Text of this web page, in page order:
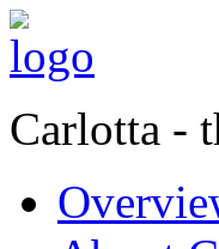
Carlotta -